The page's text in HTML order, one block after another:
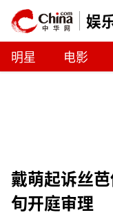
娱
明星 电影
戴萌起诉丝
旬开庭审理